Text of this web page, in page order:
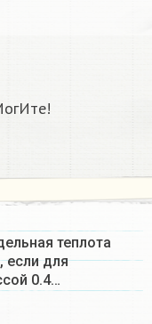
теплота
если для
0.4…